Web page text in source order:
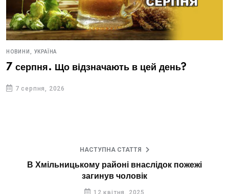
НОВИНИ, УКРАЇНА
7 серпня. Що відзначають в цей день?
7 серпня, 2026
НАСТУПНА СТАТТЯ
В Хмільницькому районі внаслідок пожежі
загинув чоловік
12 квітня, 2025